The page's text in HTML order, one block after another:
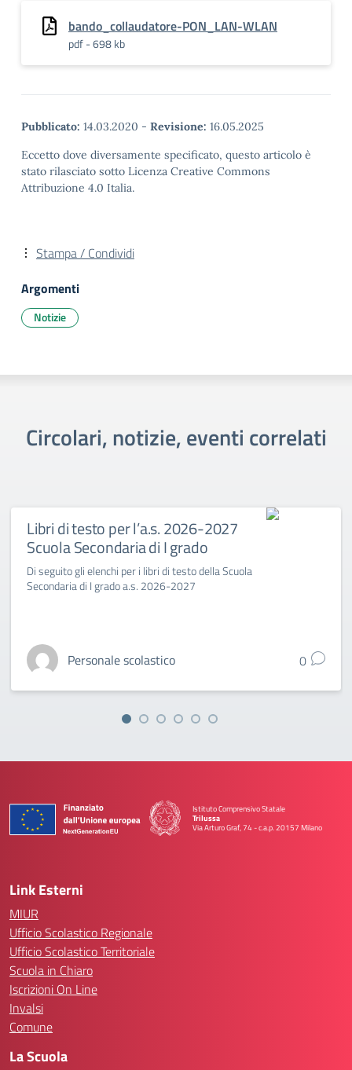
bando_collaudatore-PON_LAN-WLAN
pdf - 698 kb
Pubblicato: 14.03.2020 - Revisione: 16.05.2025
Eccetto dove diversamente specificato, questo articolo è
stato rilasciato sotto Licenza Creative Commons
Attribuzione 4.0 Italia.
Stampa / Condividi
Argomenti
Notizie
Circolari, notizie, eventi correlati
Libri di testo per l’a.s. 2026-2027
Scuola Secondaria di I grado
Di seguito gli elenchi per i libri di testo della Scuola
Secondaria di I grado a.s. 2026-2027
Personale scolastico 0
Istituto Comprensivo Statale
Trilussa
Via Arturo Graf, 74 - c.a.p. 20157 Milano
— Visita la pagina iniziale della scuola
Link Esterni
MIUR
Ufficio Scolastico Regionale
Ufficio Scolastico Territoriale
Scuola in Chiaro
Iscrizioni On Line
Invalsi
Comune
La Scuola